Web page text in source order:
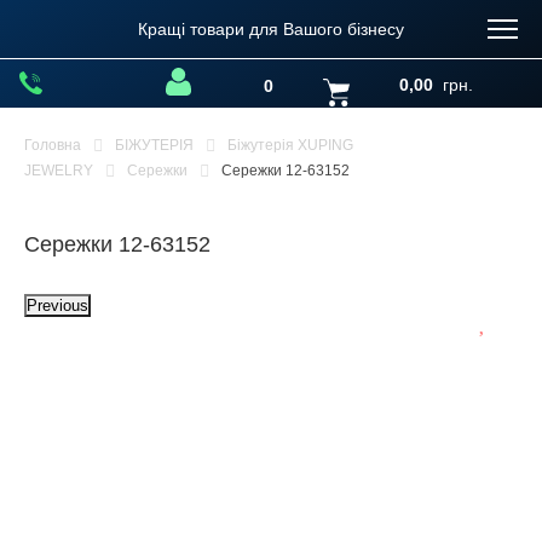
Кращі товари для Вашого бізнесу
0 0,00 грн.
Головна БІЖУТЕРІЯ
Біжутерія XUPING
JEWELRY
Сережки Сережки 12-63152
Сережки 12-63152
Previous